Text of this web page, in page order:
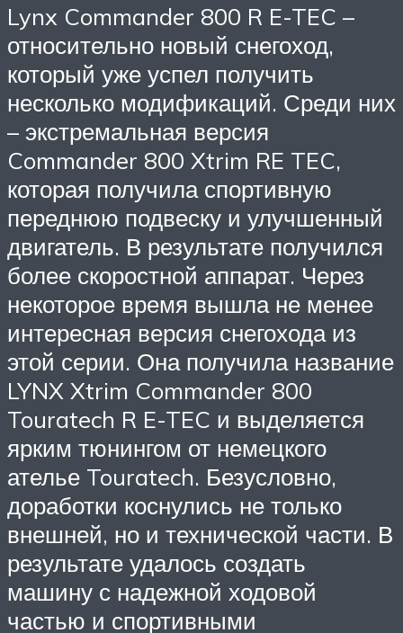
Lynx Commander 800 R E-TEC –
относительно новый снегоход,
который уже успел получить
несколько модификаций. Среди них
– экстремальная версия
Commander 800 Xtrim RE TEC,
которая получила спортивную
переднюю подвеску и улучшенный
двигатель. В результате получился
более скоростной аппарат. Через
некоторое время вышла не менее
интересная версия снегохода из
этой серии. Она получила название
LYNX Xtrim Commander 800
Touratech R E-TEC и выделяется
ярким тюнингом от немецкого
ателье Touratech. Безусловно,
доработки коснулись не только
внешней, но и технической части. В
результате удалось создать
машину с надежной ходовой
частью и спортивными